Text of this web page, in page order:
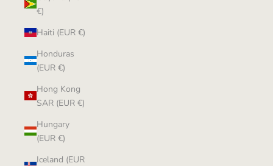
€)
Haiti (EUR €)
Honduras
(EUR €)
Hong Kong
SAR (EUR €)
Hungary
(EUR €)
Iceland (EUR